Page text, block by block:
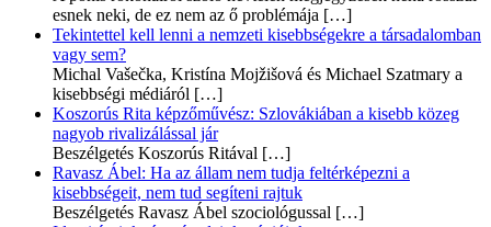
esnek neki, de ez nem az ő problémája […]
Tekintettel kell lenni a nemzeti kisebbségekre a társadalomban
vagy sem?
Michal Vašečka, Kristína Mojžišová és Michael Szatmary a
kisebbségi médiáról […]
Koszorús Rita képzőművész: Szlovákiában a kisebb közeg
nagyob rivalizálással jár
Beszélgetés Koszorús Ritával […]
Ravasz Ábel: Ha az állam nem tudja feltérképezni a
kisebbségeit, nem tud segíteni rajtuk
Beszélgetés Ravasz Ábel szociológussal […]